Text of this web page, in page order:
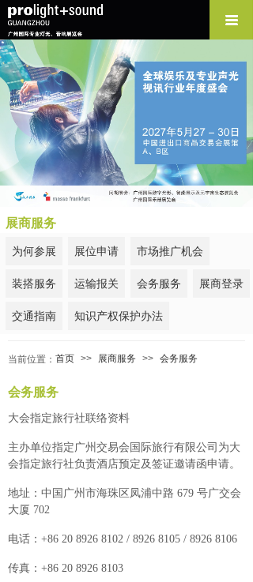
展商服务
为何参展 展位申请 市场推广机会
装搭服务 运输报关 会务服务 展商登录
交通指南 知识产权保护办法
首页 >> 展商服务 >> 会务服务
当前位置：
会务服务
大会指定旅行社联络资料
主办单位指定广州交易会国际旅行有限公司为大
会指定旅行社负责酒店预定及签证邀请函申请。
地址：中国广州市海珠区凤浦中路 679 号广交会
大厦 702
电话：+86 20 8926 8102 / 8926 8105 / 8926 8106
传真：+86 20 8926 8103